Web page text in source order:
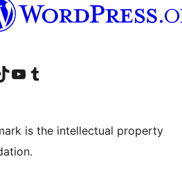
Instagram
account LinkedIn
nostro account TikTok
Visita il nostro canale YouTube
Visita il nostro account Tumblr
is the intellectual property